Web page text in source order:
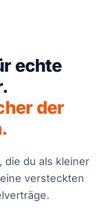
echte
der
die du als kleiner
versteckten